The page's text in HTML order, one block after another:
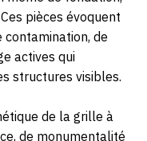
pièces évoquent
contamination, de
actives qui
structures visibles.
de la grille à
de monumentalité